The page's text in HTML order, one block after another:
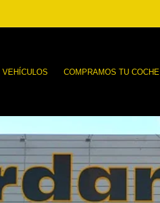
VEHÍCULOS COMPRAMOS TU COCHE